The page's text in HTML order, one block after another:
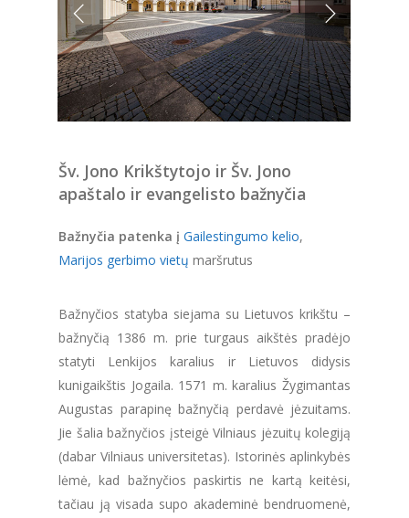
Šv. Jono Krikštytojo ir Šv. Jono
apaštalo ir evangelisto bažnyčia
Bažnyčia patenka į Gailestingumo kelio,
Marijos gerbimo vietų maršrutus
Bažnyčios statyba siejama su Lietuvos krikštu –
bažnyčią 1386 m. prie turgaus aikštės pradėjo
statyti Lenkijos karalius ir Lietuvos didysis
kunigaikštis Jogaila. 1571 m. karalius Žygimantas
Augustas parapinę bažnyčią perdavė jėzuitams.
Jie šalia bažnyčios įsteigė Vilniaus jėzuitų kolegiją
(dabar Vilniaus universitetas). Istorinės aplinkybės
lėmė, kad bažnyčios paskirtis ne kartą keitėsi,
tačiau ją visada supo akademinė bendruomenė,